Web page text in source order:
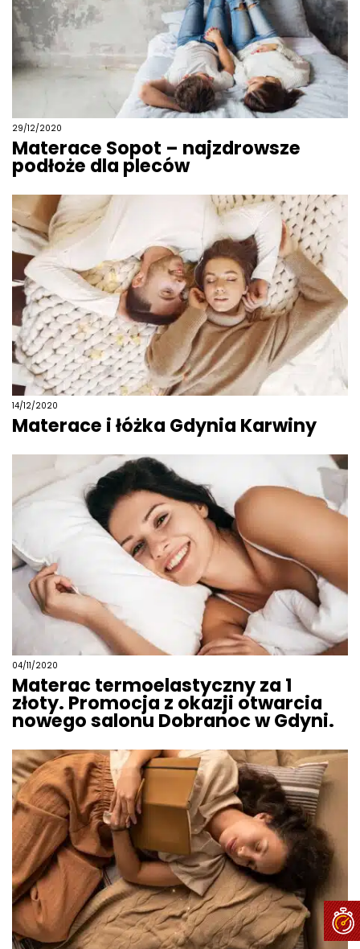
29/12/2020
Materace Sopot – najzdrowsze
podłoże dla pleców
14/12/2020
Materace i łóżka Gdynia Karwiny
04/11/2020
Materac termoelastyczny za 1
złoty. Promocja z okazji otwarcia
nowego salonu Dobranoc w Gdyni.